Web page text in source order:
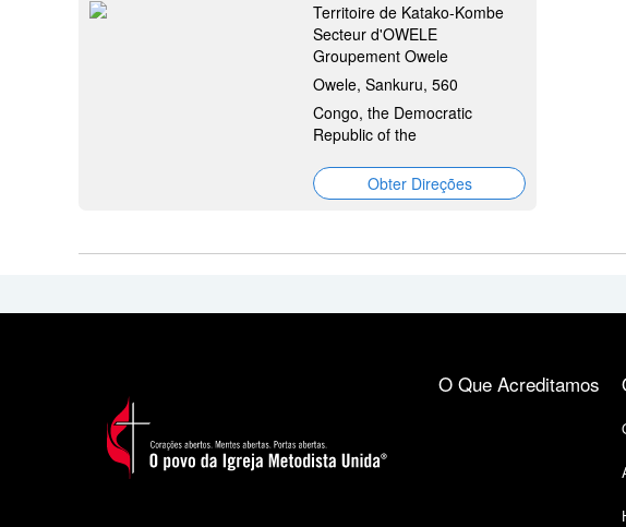
Territoire de Katako-Kombe
Secteur d'OWELE
Groupement Owele
Owele, Sankuru, 560
Congo, the Democratic
Republic of the
Obter Direções
O Que Acreditamos